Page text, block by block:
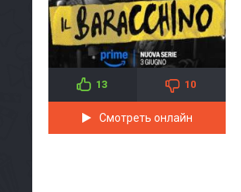
13 10
Смотреть онлайн